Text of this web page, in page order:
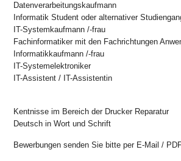
Datenverarbeitungskaufmann
Informatik Student oder alternativer
IT-Systemkaufmann /-frau
Fachinformatiker mit den Fachrichtungen
Informatikkaufmann /-frau
IT-Systemelektroniker
IT-Assistent / IT-Assistentin
Kentnisse im Bereich der Drucker Reparatur
Deutsch in Wort und Schrift
Bewerbungen senden Sie bitte per E-Mail /